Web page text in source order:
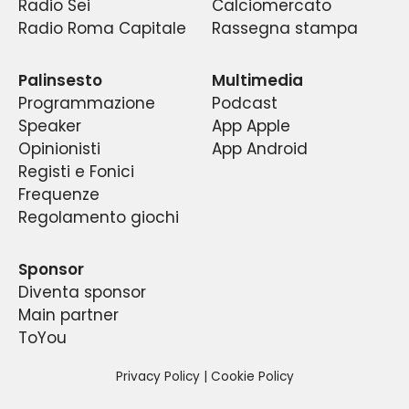
continuo dibattito fra pubblico e addetti ai
lavori, fra esperti e tifosi di tutte le età ed
gradimento di quello che è diventato un
fenomeno di costume nella capitale e la prima
Radio Sei
Radio Roma Capitale
Calciomercato
Rassegna stampa
Palinsesto
Programmazione
Speaker
Opinionisti
Registi e Fonici
Frequenze
Regolamento giochi
Multimedia
Podcast
App Apple
App Android
Sponsor
Diventa sponsor
Main partner
ToYou
Privacy Policy| Cookie Policy